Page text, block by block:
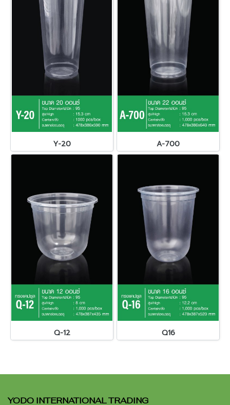
Y-20 A-700
Q-12 Q16
YODO INTERNATIONAL TRADING